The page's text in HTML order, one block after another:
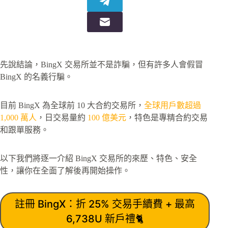
先說結論，BingX 交易所並不是詐騙，但有許多人會假冒
BingX 的名義行騙。
目前 BingX 為全球前 10 大合約交易所， 全球用戶數超過
1,000 萬人 ，日交易量約 100 億美元 ，特色是專精合約交易
和跟單服務。
以下我們將逐一介紹 BingX 交易所的來歷、特色、安全
性，讓你在全面了解後再開始操作。
註冊 BingX：折 25% 交易手續費 + 最高
6,738U 新戶禮🐈